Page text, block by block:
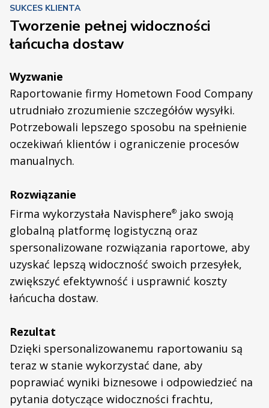
SUKCES KLIENTA
Tworzenie pełnej widoczności
łańcucha dostaw
Wyzwanie
Raportowanie firmy Hometown Food Company
utrudniało zrozumienie szczegółów wysyłki.
Potrzebowali lepszego sposobu na spełnienie
oczekiwań klientów i ograniczenie procesów
manualnych.
Rozwiązanie
Firma wykorzystała Navisphere® jako swoją
globalną platformę logistyczną oraz
spersonalizowane rozwiązania raportowe, aby
uzyskać lepszą widoczność swoich przesyłek,
zwiększyć efektywność i usprawnić koszty
łańcucha dostaw.
Rezultat
Dzięki spersonalizowanemu raportowaniu są
teraz w stanie wykorzystać dane, aby
poprawiać wyniki biznesowe i odpowiedzieć na
pytania dotyczące widoczności frachtu,